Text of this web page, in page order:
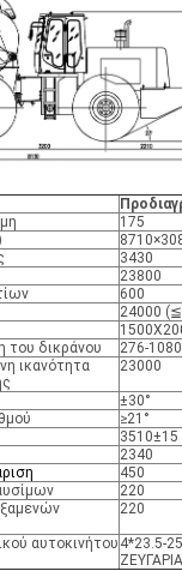
175
3430
23800
600
24000
του δικράνου
276-1080
ικανότητα
23000
±30°
≥21°
3510±15
2340
450
220
220
αυτοκινήτου 4*23.5-